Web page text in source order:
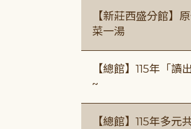
【新莊西盛分館】
菜一湯
【總館】115年「
~
【總館】115年多